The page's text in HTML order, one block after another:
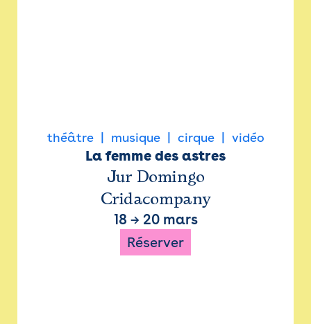
théâtre musique cirque vidéo
La femme des astres
Jur Domingo
Cridacompany
18 → 20 mars
Réserver